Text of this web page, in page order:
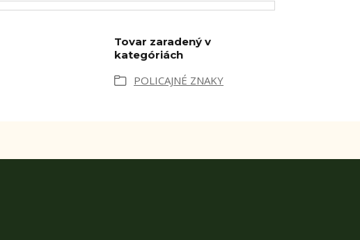
Tovar zaradený v
kategóriách
POLICAJNÉ ZNAKY